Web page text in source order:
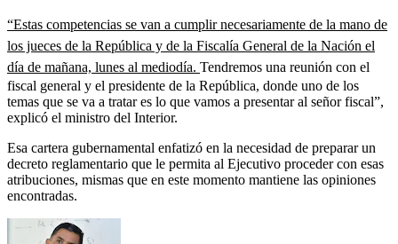
“Estas competencias se van a cumplir necesariamente de la mano de
los jueces de la República y de la Fiscalía General de la Nación el
día de mañana, lunes al mediodía. Tendremos una reunión con el
fiscal general y el presidente de la República, donde uno de los
temas que se va a tratar es lo que vamos a presentar al señor fiscal”,
explicó el ministro del Interior.
Esa cartera gubernamental enfatizó en la necesidad de preparar un
decreto reglamentario que le permita al Ejecutivo proceder con esas
atribuciones, mismas que en este momento mantiene las opiniones
encontradas.